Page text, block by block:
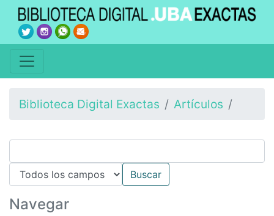
Biblioteca Digital Exactas Artículos
Navegar